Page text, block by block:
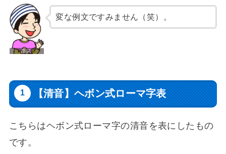
変な例文ですみません（笑）。
【清音】ヘボン式ローマ字表
こちらはヘボン式ローマ字の清音を表にしたもの
です。